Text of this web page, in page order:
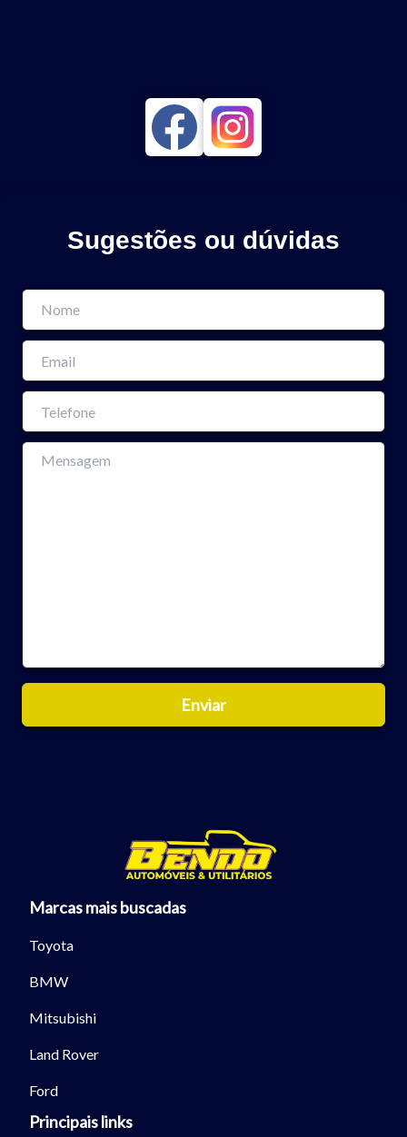
Tamanho do texto
Para aumentar ou diminuir a fonte em nosso site, utilize os
atalhos Ctrl+ (para aumentar) e Ctrl- (para diminuir) no seu
Sugestões ou dúvidas
Marcas mais buscadas
Toyota
BMW
Mitsubishi
Land Rover
Ford
Principais links